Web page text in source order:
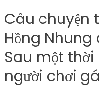
Câu chuyện
Hồng Nhung
Sau một
người chơi